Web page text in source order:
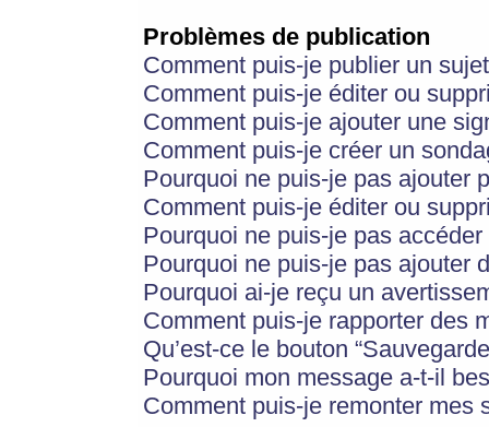
Problèmes de publication
Comment puis-je publier un
Comment puis-je éditer ou
Comment puis-je ajouter une
Comment puis-je créer un
Pourquoi ne puis-je pas ajouter
Comment puis-je éditer ou
Pourquoi ne puis-je pas
Pourquoi ne puis-je pas ajouter
Pourquoi ai-je reçu un
Comment puis-je rapporter des
Qu’est-ce le bouton
Pourquoi mon message a-t-il
Comment puis-je remonter mes